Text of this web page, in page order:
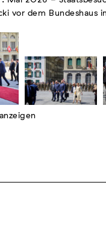
vor dem Bundeshaus